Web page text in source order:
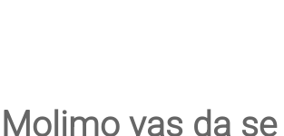
Molimo vas da